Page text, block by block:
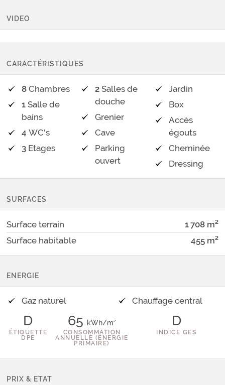
VIDEO
CARACTÉRISTIQUES
8 Chambres
1 Salle de
bains
4 WC's
3 Etages
2 Salles de
douche
Grenier
Cave
Parking
ouvert
Jardin
Box
Accès
égouts
Cheminée
Dressing
SURFACES
Surface terrain 1 708 m2
Surface habitable 455 m2
ENERGIE
Gaz naturel Chauffage central
D
ÉTIQUETTE
DPE
65 kWh/m²
CONSOMMATION
ANNUELLE (ÉNERGIE
PRIMAIRE)
D
INDICE GES
PRIX & ETAT